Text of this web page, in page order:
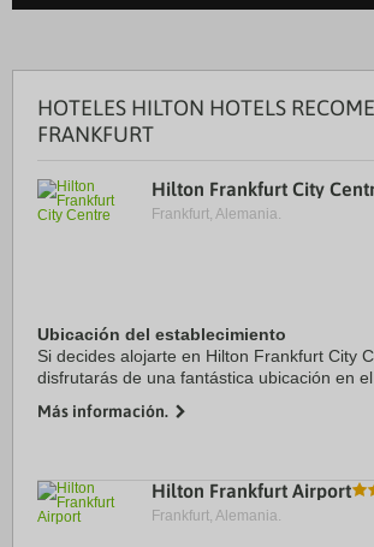
HOTELES HILTON HOTELS
FRANKFURT
Hilton Frankfurt City
Frankfurt, Alemania.
Ubicación del establecimiento
Si decides alojarte en Hilton Frankfurt City
disfrutarás de una fantástica ubicación en
ópera Alte Oper. Además, este ...
Más información.
Hilton Frankfurt Airport
Frankfurt, Alemania.